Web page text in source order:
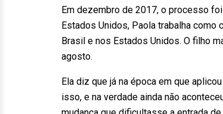
Em dezembro de 2017, o processo
Estados Unidos, Paola trabalha
Brasil e nos Estados Unidos. O filho
agosto.
Ela diz que já na época em que
isso, e na verdade ainda não